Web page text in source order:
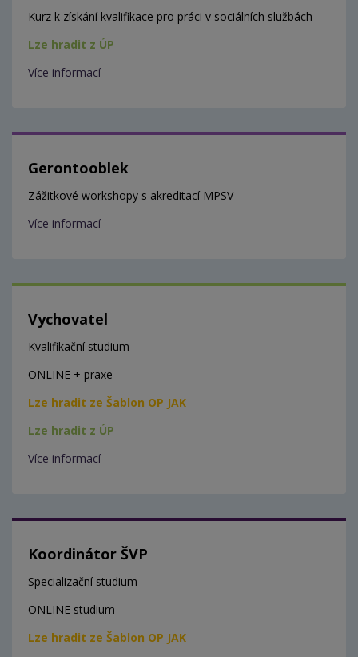
Kurz k získání kvalifikace pro práci v sociálních službách
Lze hradit z ÚP
Více informací
Gerontooblek
Zážitkové workshopy s akreditací MPSV
Více informací
Vychovatel
Kvalifikační studium
ONLINE + praxe
Lze hradit ze Šablon OP JAK
Lze hradit z ÚP
Více informací
Koordinátor ŠVP
Specializační studium
ONLINE studium
Lze hradit ze Šablon OP JAK